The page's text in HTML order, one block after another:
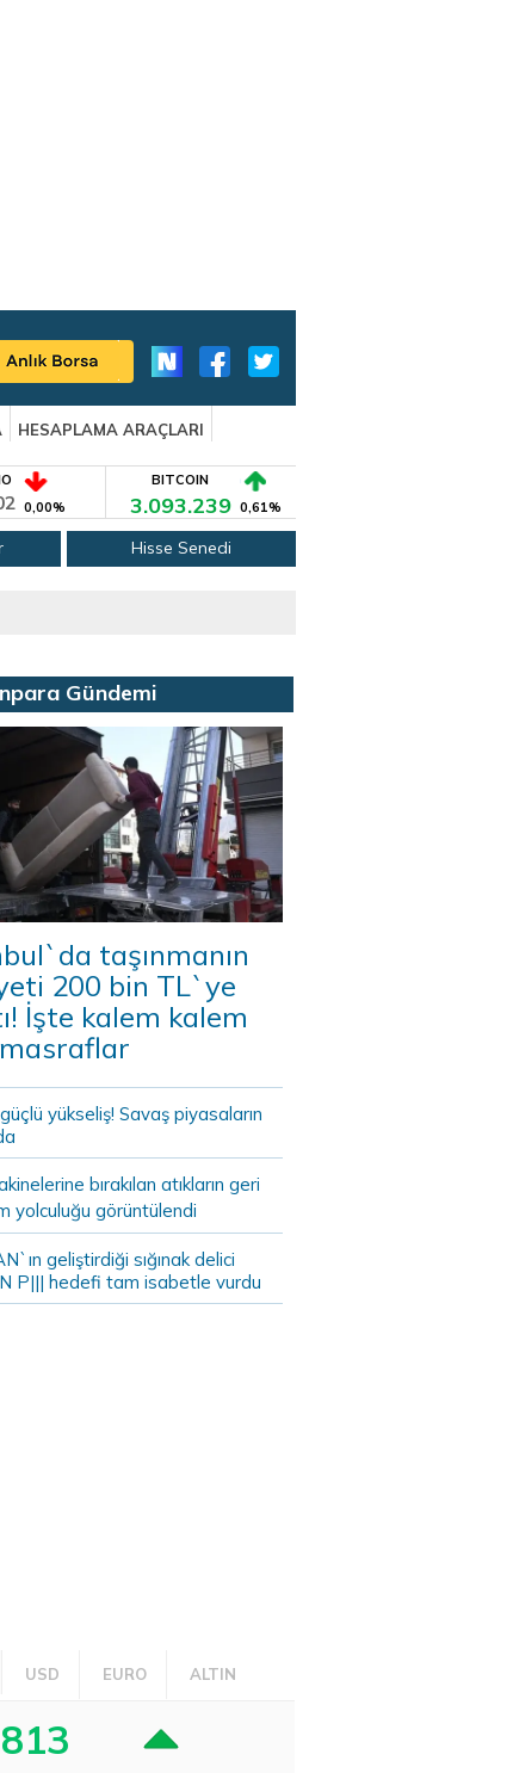
HESAPLAMA ARAÇLARI
0,00%
BITCOIN
3.093.239 0,61%
Hisse Senedi
Gündemi
taşınmanın
200 bin TL`ye
İşte kalem kalem
yükseliş! Savaş piyasaların
bırakılan atıkların geri
yolculuğu görüntülendi
geliştirdiği sığınak delici
P||| hedefi tam isabetle vurdu
USD EURO ALTIN